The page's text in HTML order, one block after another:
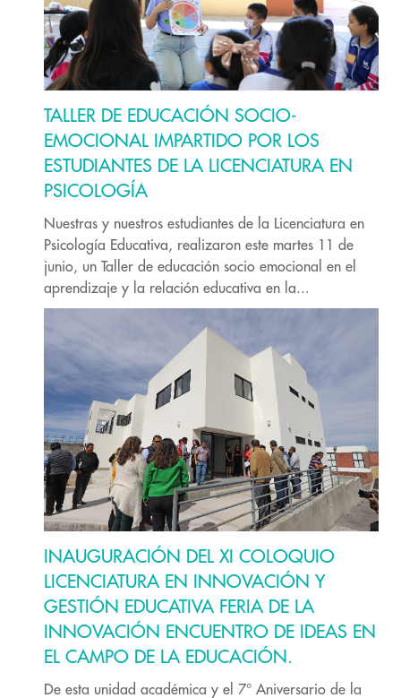
TALLER DE EDUCACIÓN SOCIO-
EMOCIONAL IMPARTIDO POR LOS
ESTUDIANTES DE LA LICENCIATURA EN
PSICOLOGÍA
Nuestras y nuestros estudiantes de la Licenciatura en
Psicología Educativa, realizaron este martes 11 de
junio, un Taller de educación socio emocional en el
aprendizaje y la relación educativa en la...
INAUGURACIÓN DEL XI COLOQUIO
LICENCIATURA EN INNOVACIÓN Y
GESTIÓN EDUCATIVA FERIA DE LA
INNOVACIÓN ENCUENTRO DE IDEAS EN
EL CAMPO DE LA EDUCACIÓN.
De esta unidad académica y el 7° Aniversario de la